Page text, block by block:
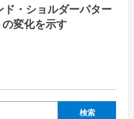
ド・ショルダーパター
変化を示す
検索